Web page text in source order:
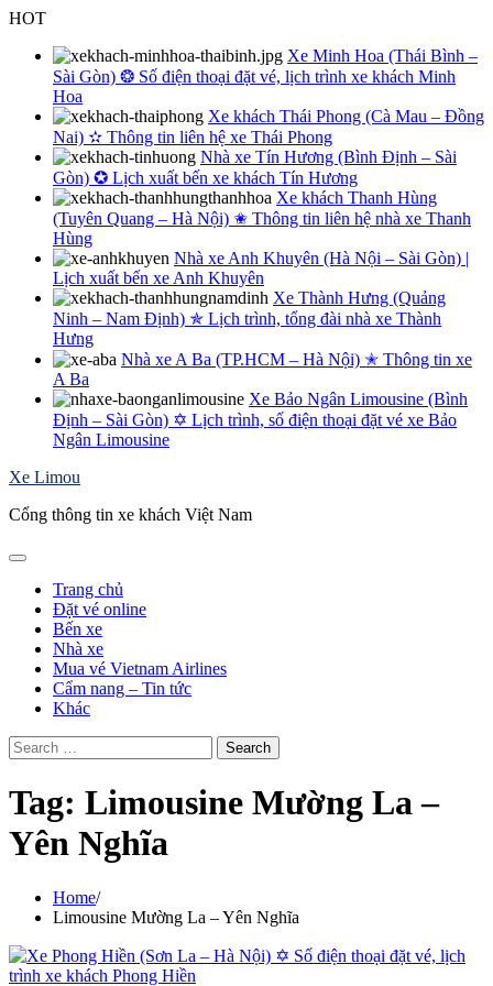
Skip
content
HOT
Xe Minh Hoa (Thái Bình –
Sài Gòn) ❂ Số điện thoại đặt vé, lịch trình xe khách Minh
Hoa
Xe khách Thái Phong (Cà Mau – Đồng
Nai) ✫ Thông tin liên hệ xe Thái Phong
Nhà xe Tín Hương (Bình Định – Sài
Gòn) ✪ Lịch xuất bến xe khách Tín Hương
Xe khách Thanh Hùng
(Tuyên Quang – Hà Nội) ✬ Thông tin liên hệ nhà xe Thanh
Hùng
Nhà xe Anh Khuyên (Hà Nội – Sài Gòn) |
Lịch xuất bến xe Anh Khuyên
Xe Thành Hưng (Quảng
Ninh – Nam Định) ✯ Lịch trình, tổng đài nhà xe Thành
Hưng
Nhà xe A Ba (TP.HCM – Hà Nội) ✭ Thông tin xe
A Ba
Xe Bảo Ngân Limousine (Bình
Định – Sài Gòn) ✡ Lịch trình, số điện thoại đặt vé xe Bảo
Ngân Limousine
Xe Limou
Cổng thông tin xe khách Việt Nam
Trang chủ
Đặt vé online
Bến xe
Nhà xe
Mua vé Vietnam Airlines
Cẩm nang – Tin tức
Khác
Search
for:
Tag: Limousine Mường La –
Yên Nghĩa
Home
Limousine Mường La – Yên Nghĩa